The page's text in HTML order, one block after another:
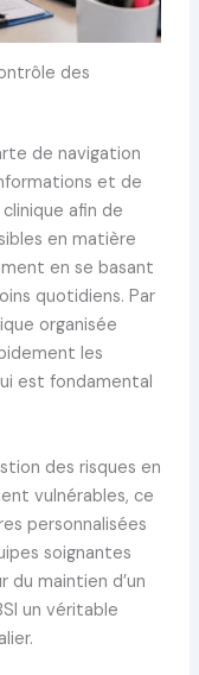
des
de navigation
et de
afin de
en matière
en se basant
quotidiens. Par
organisée
les
est fondamental
des risques en
vulnérables, ce
personnalisées
soignantes
maintien d’un
un véritable